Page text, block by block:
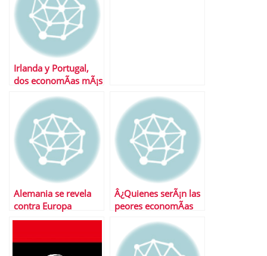
Irlanda y Portugal,
dos economÃ­as mÃ¡s
nunca
Alemania se revela
contra Europa
Â¿Quienes serÃ¡n las
peores economÃ­as